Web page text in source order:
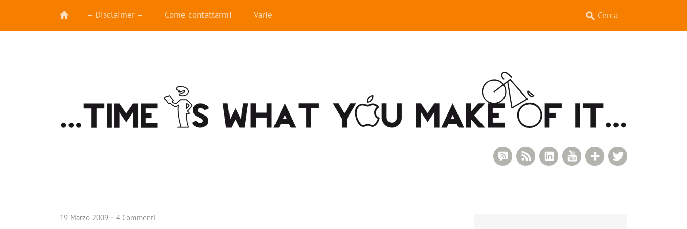
– Disclaimer – Come contattarmi Varie
Google+
YouTube
LinkedIn
RSS Feed
RSS Comments
19 Marzo 2009 4 Commenti